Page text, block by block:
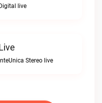
live
Stereo live